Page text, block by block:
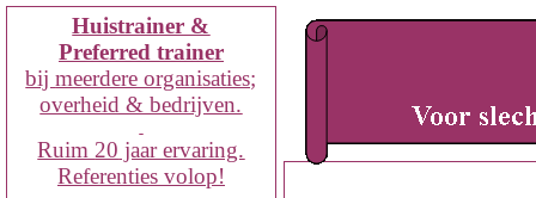
Huistrainer &
Preferred trainer
bijmeerdere organisaties;
overheid & bedrijven.
Ruim 20 jaar ervaring.
Referenties volop!